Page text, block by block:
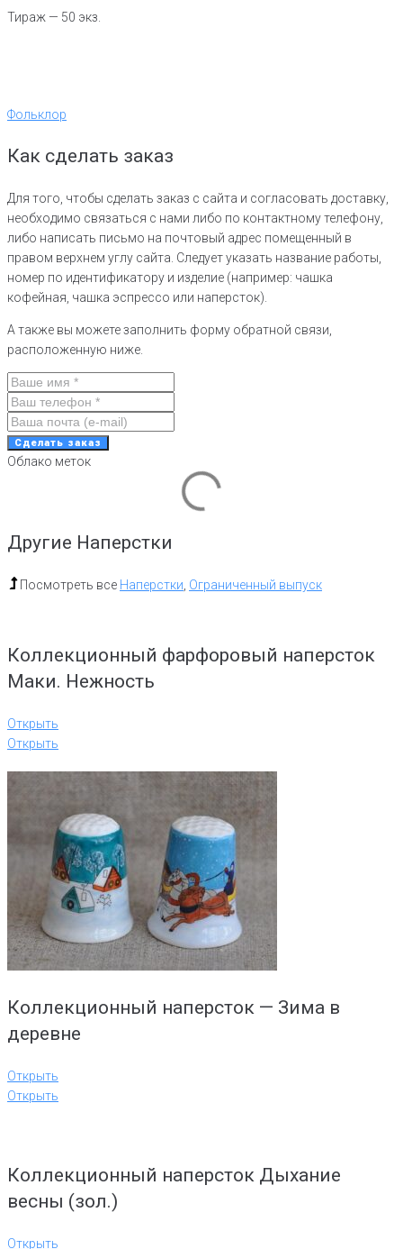
Тираж — 50 экз.
Фольклор
Как сделать заказ
Для того, чтобы сделать заказ с сайта и согласовать доставку,
необходимо связаться с нами либо по контактному телефону,
либо написать письмо на почтовый адрес помещенный в
правом верхнем углу сайта. Следует указать название работы,
номер по идентификатору и изделие (например: чашка
кофейная, чашка эспрессо или наперсток).
А также вы можете заполнить форму обратной связи,
расположенную ниже.
Сделать заказ
Облако меток
Другие Наперстки
Посмотреть все Наперстки, Ограниченный выпуск
Коллекционный фарфоровый наперсток
Маки. Нежность
Открыть
Открыть
Коллекционный наперсток — Зима в
деревне
Открыть
Открыть
Коллекционный наперсток Дыхание
весны (зол.)
Открыть